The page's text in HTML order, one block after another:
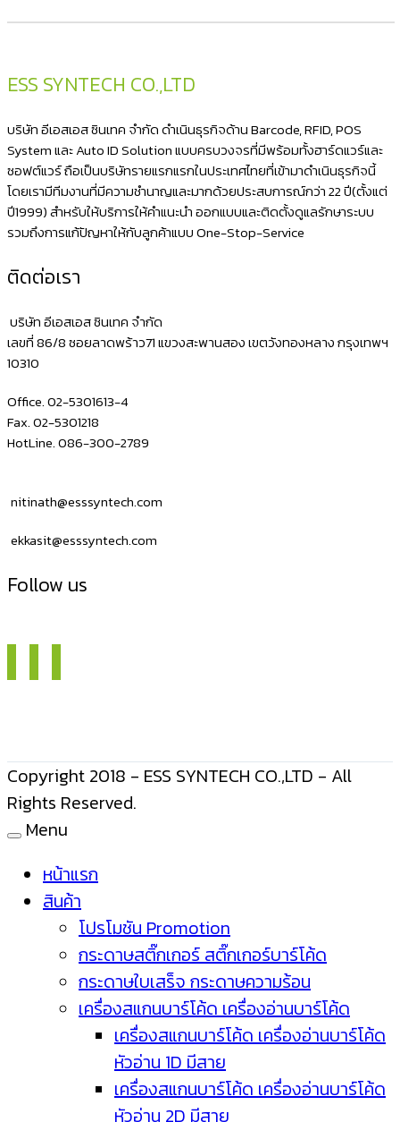
POS
LOYVERSE
POS
ESS SYNTECH CO.,LTD
บริษัท อีเอสเอส ซินเทค จำกัด ดำเนินธุรกิจด้าน Barcode, RFID, POS
System และ Auto ID Solution แบบครบวงจรที่มีพร้อมทั้งฮาร์ดแวร์และ
ซอฟต์แวร์ ถือเป็นบริษัทรายแรกแรกในประเทศไทยที่เข้ามาดำเนินธุรกิจนี้
โดยเรามีทีมงานที่มีความชำนาญและมากด้วยประสบการณ์กว่า 22 ปี(ตั้งแต่
ปี1999) สำหรับให้บริการให้คำแนะนำ ออกแบบและติดตั้งดูแลรักษาระบบ
รวมถึงการแก้ปัญหาให้กับลูกค้าแบบ One-Stop-Service
ติดต่อเรา
บริษัท อีเอสเอส ซินเทค จำกัด
เลขที่ 86/8 ซอยลาดพร้าว71 แขวงสะพานสอง เขตวังทองหลาง กรุงเทพฯ
10310
Office. 02-5301613-4
Fax. 02-5301218
HotLine. 086-300-2789
nitinath@esssyntech.com
ekkasit@esssyntech.com
Follow us
Copyright 2018 - ESS SYNTECH CO.,LTD - All
Rights Reserved.
Menu
หน้าแรก
สินค้า
โปรโมชัน Promotion
กระดาษสติ๊กเกอร์ สติ๊กเกอร์บาร์โค้ด
กระดาษใบเสร็จ กระดาษความร้อน
เครื่องสแกนบาร์โค้ด เครื่องอ่านบาร์โค้ด
เครื่องสแกนบาร์โค้ด เครื่องอ่านบาร์โค้ด
หัวอ่าน 1D มีสาย
เครื่องสแกนบาร์โค้ด เครื่องอ่านบาร์โค้ด
หัวอ่าน 2D มีสาย